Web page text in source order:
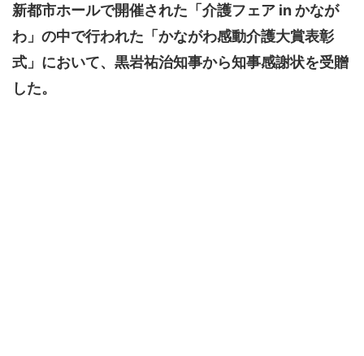
新都市ホールで開催された「介護フェア in かなが
わ」の中で行われた「かながわ感動介護大賞表彰
式」において、黒岩祐治知事から知事感謝状を受贈
した。